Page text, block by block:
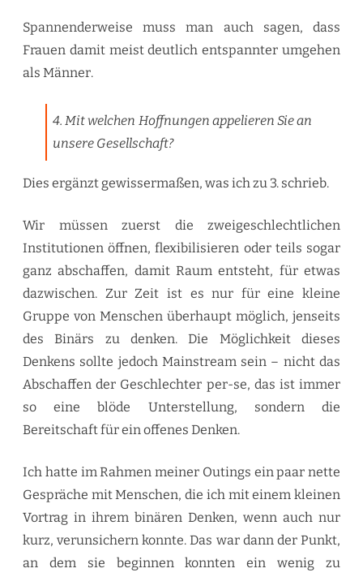
Spannenderweise muss man auch sagen, dass
Frauen damit meist deutlich entspannter umgehen
als Männer.
4. Mit welchen Hoffnungen appelieren Sie an
unsere Gesellschaft?
Dies ergänzt gewissermaßen, was ich zu 3. schrieb.
Wir müssen zuerst die zweigeschlechtlichen
Institutionen öffnen, flexibilisieren oder teils sogar
ganz abschaffen, damit Raum entsteht, für etwas
dazwischen. Zur Zeit ist es nur für eine kleine
Gruppe von Menschen überhaupt möglich, jenseits
des Binärs zu denken. Die Möglichkeit dieses
Denkens sollte jedoch Mainstream sein – nicht das
Abschaffen der Geschlechter per-se, das ist immer
so eine blöde Unterstellung, sondern die
Bereitschaft für ein offenes Denken.
Ich hatte im Rahmen meiner Outings ein paar nette
Gespräche mit Menschen, die ich mit einem kleinen
Vortrag in ihrem binären Denken, wenn auch nur
kurz, verunsichern konnte. Das war dann der Punkt,
an dem sie beginnen konnten ein wenig zu